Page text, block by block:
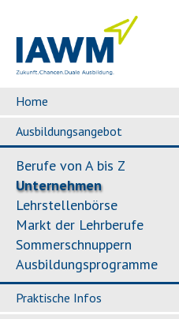
Home
Ausbildungsangebot
Berufe von A bis Z
Unternehmen
Lehrstellenbörse
Markt der Lehrberufe
Sommerschnuppern
Ausbildungsprogramme
Praktische Infos